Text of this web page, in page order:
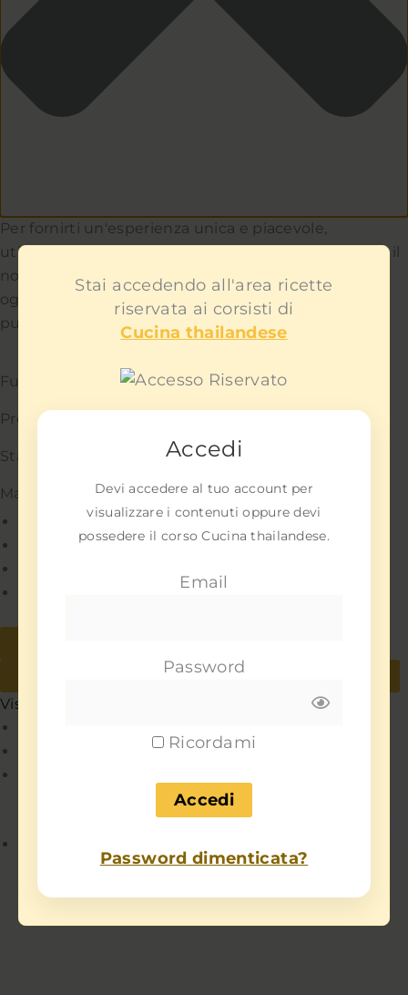
Per fornirti un'esperienza unica e piacevole,
utilizziamo i cookie per capire e aiutarci a migliorare il
nostro sito e servizio. Teniamo a cuore la privacy di
ogni utente e non ti mostreremo contenuti
pubblicitari fastidiosi.
Funzionale Sempre attivo
Preferenze
Statistiche
Marketing
Gestisci opzioni
Gestisci servizi
Per saperne di più su questi scopi
Visualizza le preferenze
Visualizza le preferenze
Stai accedendo all'area ricette
riservata ai corsisti di
Cucina thailandese
Accedi
Devi accedere al tuo account per
visualizzare i contenuti oppure devi
possedere il corso Cucina thailandese.
Email
Password
Ricordami
Password dimenticata?